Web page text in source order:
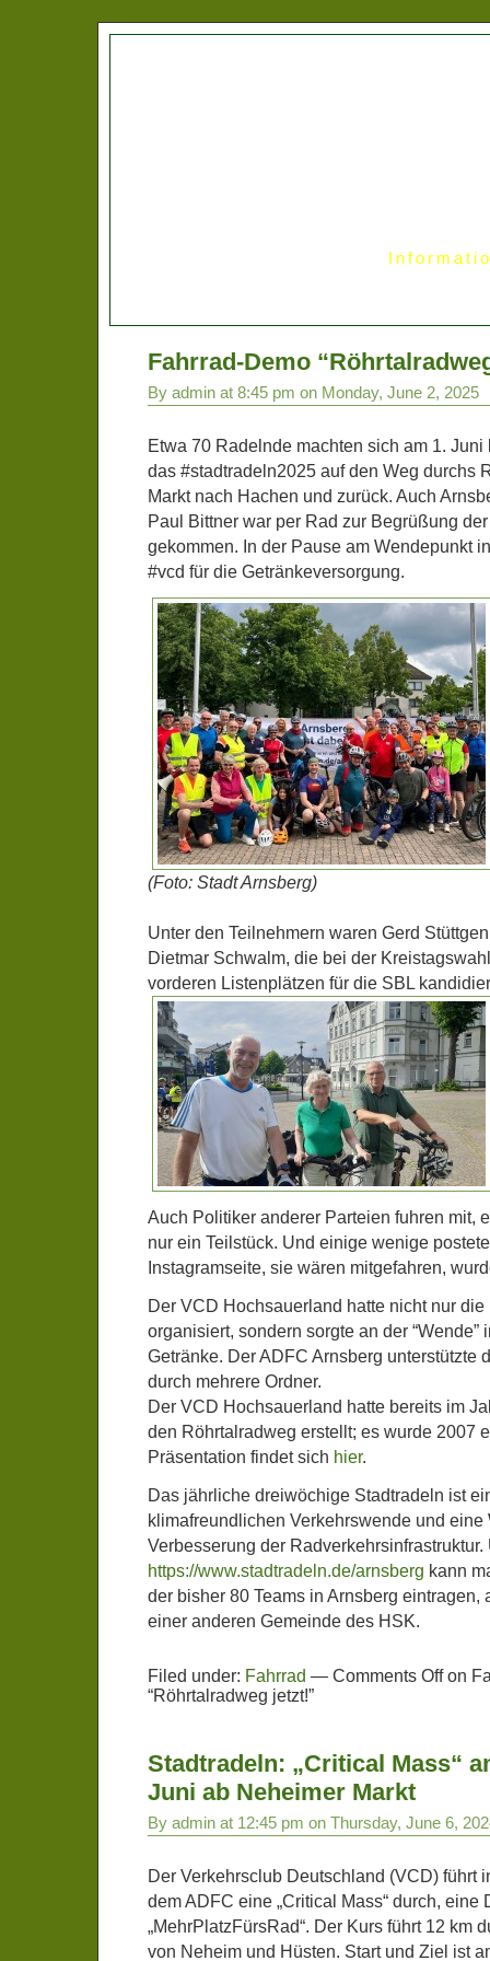
Fahrrad-Demo
By admin at 8:45 pm on Monday, June 2, 2025
Etwa 70 Radelnde machten sich am 1. Juni
das #stadtradeln2025 auf den Weg durchs
Markt nach Hachen und zurück. Auch
Paul Bittner war per Rad zur Begrüßung
gekommen. In der Pause am Wendepunkt
#vcd für die Getränkeversorgung.
(Foto: Stadt Arnsberg)
Unter den Teilnehmern waren Gerd
Dietmar Schwalm, die bei der
vorderen Listenplätzen für die SBL
Auch Politiker anderer Parteien fuhren mit,
nur ein Teilstück. Und einige wenige
Instagramseite, sie wären mitgefahren,
Der VCD Hochsauerland hatte nicht nur
organisiert, sondern sorgte an der “Wende”
Getränke. Der ADFC Arnsberg unterstützte
durch mehrere Ordner.
Der VCD Hochsauerland hatte bereits im
den Röhrtalradweg erstellt; es wurde 2007
Präsentation findet sich hier.
Das jährliche dreiwöchige Stadtradeln ist
klimafreundlichen Verkehrswende und eine
Verbesserung der Radverkehrsinfrastruktur.
https://www.stadtradeln.de/arnsberg kann
der bisher 80 Teams in Arnsberg eintragen,
einer anderen Gemeinde des HSK.
Filed under: Fahrrad — Comments Offon
“Röhrtalradweg jetzt!”
Stadtradeln: „Critical Mass“
Juni ab Neheimer Markt
By admin at 12:45 pm on Thursday, June 6,
Der Verkehrsclub Deutschland (VCD) führt
dem ADFC eine „Critical Mass“ durch, eine
„MehrPlatzFürsRad“. Der Kurs führt 12 km
von Neheim und Hüsten. Start und Ziel ist